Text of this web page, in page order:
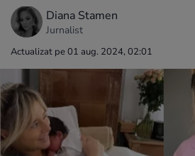
Diana Stamen
Jurnalist
Actualizat pe 01 aug. 2024, 02:01